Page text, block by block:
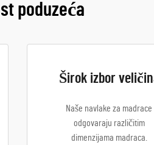
poduzeća
Širok izbor
Naše navlake za madrace
odgovaraju različitim
dimenzijama madraca.